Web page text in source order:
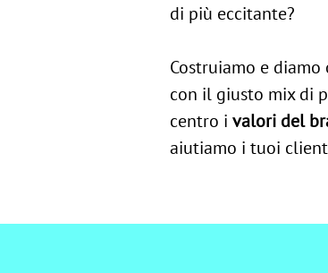
di più eccitante?
Costruiamo e
con il giusto mix di
centro ivalori del
aiutiamo i tuoi